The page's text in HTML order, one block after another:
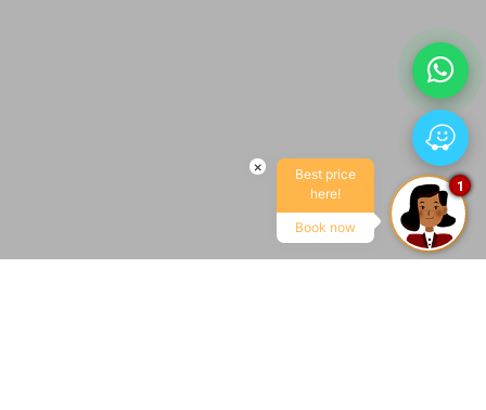
×
Best price
here!
Book now
1